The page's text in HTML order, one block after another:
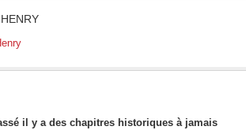
il y a des chapitres historiques à jamais